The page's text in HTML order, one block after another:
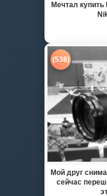
Мечтал
(538)
Мой друг
сейчас